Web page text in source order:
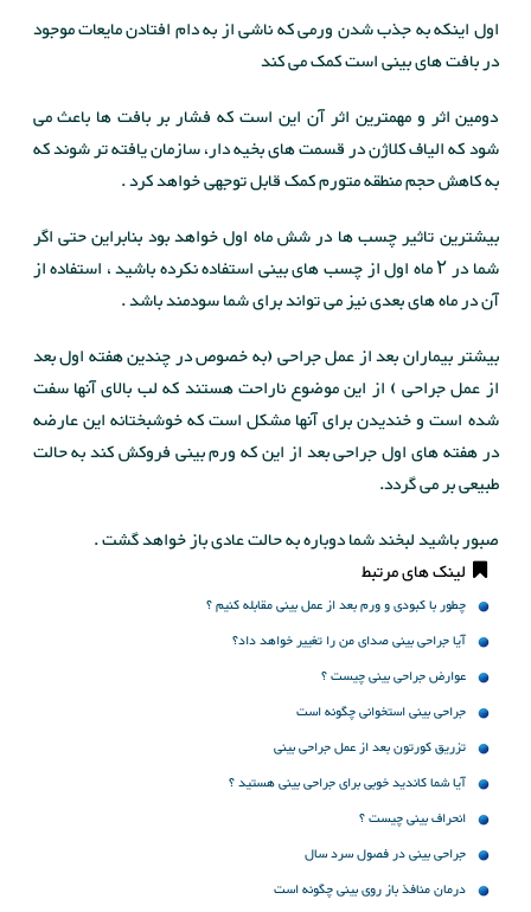
اول اینکه به جذب شدن ورمی که ناشی از به دام افتادن مایعات موجود
در بافت های بینی است کمک می کند
دومین اثر و مهمترین اثر آن این است که فشار بر بافت ها باعث می
شود که الیاف کلاژن در قسمت های بخیه دار، سازمان یافته تر شوند که
به کاهش حجم منطقه متورم کمک قابل توجهی خواهد کرد .
بیشترین تاثیر چسب ها در شش ماه اول خواهد بود بنابراین حتی اگر
شما در ۲ ماه اول از چسب های بینی استفاده نکرده باشید ، استفاده از
آن در ماه های بعدی نیز می تواند برای شما سودمند باشد .
بیشتر بیماران بعد از عمل جراحی (به خصوص در چندین هفته اول بعد
از عمل جراحی ) از این موضوع ناراحت هستند که لب بالای آنها سفت
شده است و خندیدن برای آنها مشکل است که خوشبختانه این عارضه
در هفته های اول جراحی بعد از این که ورم بینی فروکش کند به حالت
طبیعی بر می گردد.
صبور باشید لبخند شما دوباره به حالت عادی باز خواهد گشت .
لینک های مرتبط
چطور با کبودی و ورم بعد از عمل بینی مقابله کنیم ؟
آیا جراحی بینی صدای من را تغییر خواهد داد؟
عوارض جراحی بینی چیست ؟
جراحی بینی استخوانی چگونه است
تزریق کورتون بعد از عمل جراحی بینی
آیا شما کاندید خوبی برای جراحی بینی هستید ؟
انحراف بینی چیست ؟
جراحی بینی در فصول سرد سال
درمان منافذ باز روی بینی چگونه است